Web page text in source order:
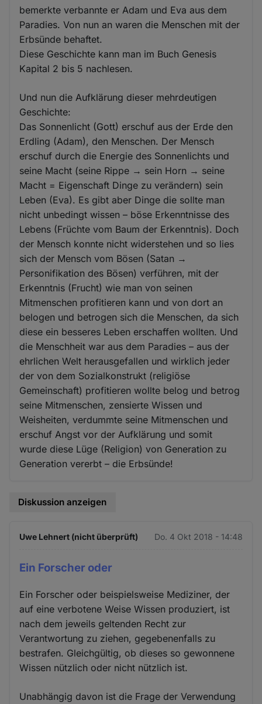
bemerkte verbannte er Adam und Eva aus dem
Paradies. Von nun an waren die Menschen mit der
Erbsünde behaftet.
Diese Geschichte kann man im Buch Genesis
Kapital 2 bis 5 nachlesen.
Und nun die Aufklärung dieser mehrdeutigen
Geschichte:
Das Sonnenlicht (Gott) erschuf aus der Erde den
Erdling (Adam), den Menschen. Der Mensch
erschuf durch die Energie des Sonnenlichts und
seine Macht (seine Rippe → sein Horn → seine
Macht = Eigenschaft Dinge zu verändern) sein
Leben (Eva). Es gibt aber Dinge die sollte man
nicht unbedingt wissen – böse Erkenntnisse des
Lebens (Früchte vom Baum der Erkenntnis). Doch
der Mensch konnte nicht widerstehen und so lies
sich der Mensch vom Bösen (Satan →
Personifikation des Bösen) verführen, mit der
Erkenntnis (Frucht) wie man von seinen
Mitmenschen profitieren kann und von dort an
belogen und betrogen sich die Menschen, da sich
diese ein besseres Leben erschaffen wollten. Und
die Menschheit war aus dem Paradies – aus der
ehrlichen Welt herausgefallen und wirklich jeder
der von dem Sozialkonstrukt (religiöse
Gemeinschaft) profitieren wollte belog und betrog
seine Mitmenschen, zensierte Wissen und
Weisheiten, verdummte seine Mitmenschen und
erschuf Angst vor der Aufklärung und somit
wurde diese Lüge (Religion) von Generation zu
Generation vererbt – die Erbsünde!
Diskussion anzeigen
Uwe Lehnert (nicht überprüft) Do. 4 Okt 2018 - 14:48
Ein Forscher oder
Ein Forscher oder beispielsweise Mediziner, der
auf eine verbotene Weise Wissen produziert, ist
nach dem jeweils geltenden Recht zur
Verantwortung zu ziehen, gegebenenfalls zu
bestrafen. Gleichgültig, ob dieses so gewonnene
Wissen nützlich oder nicht nützlich ist.
Unabhängig davon ist die Frage der Verwendung